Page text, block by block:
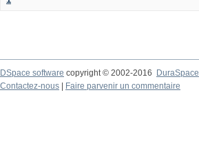
DSpace software copyright © 2002-2016
DuraSpace
Contactez-nous
Faire parvenir un commentaire